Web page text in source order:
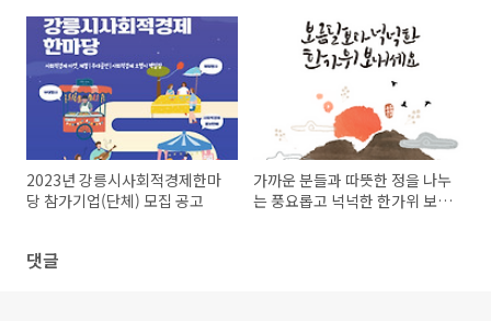
당 (10/21 토요일)
2023년 강릉시사회적경제한마
당 참가기업(단체) 모집 공고
가까운 분들과 따뜻한 정을 나누
는 풍요롭고 넉넉한 한가위 보내
댓글